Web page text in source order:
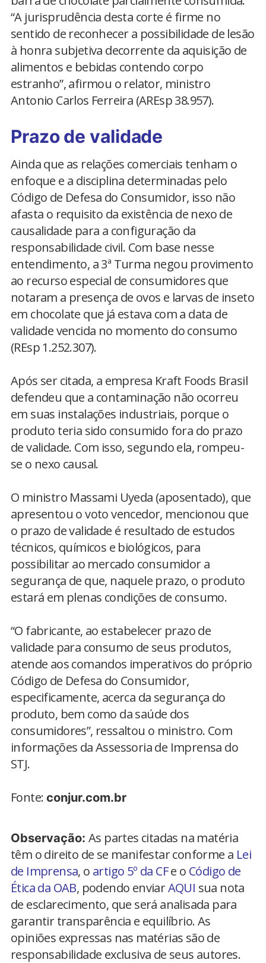
“A jurisprudência desta corte é firme no
sentido de reconhecer a possibilidade de lesão
à honra subjetiva decorrente da aquisição de
alimentos e bebidas contendo corpo
estranho”, afirmou o relator, ministro
Antonio Carlos Ferreira (AREsp 38.957).
Prazo de validade
Ainda que as relações comerciais tenham o
enfoque e a disciplina determinadas pelo
Código de Defesa do Consumidor, isso não
afasta o requisito da existência de nexo de
causalidade para a configuração da
responsabilidade civil. Com base nesse
entendimento, a 3ª Turma negou provimento
ao recurso especial de consumidores que
notaram a presença de ovos e larvas de inseto
em chocolate que já estava com a data de
validade vencida no momento do consumo
(REsp 1.252.307).
Após ser citada, a empresa Kraft Foods Brasil
defendeu que a contaminação não ocorreu
em suas instalações industriais, porque o
produto teria sido consumido fora do prazo
de validade. Com isso, segundo ela, rompeu-
se o nexo causal.
O ministro Massami Uyeda (aposentado), que
apresentou o voto vencedor, mencionou que
o prazo de validade é resultado de estudos
técnicos, químicos e biológicos, para
possibilitar ao mercado consumidor a
segurança de que, naquele prazo, o produto
estará em plenas condições de consumo.
“O fabricante, ao estabelecer prazo de
validade para consumo de seus produtos,
atende aos comandos imperativos do próprio
Código de Defesa do Consumidor,
especificamente, acerca da segurança do
produto, bem como da saúde dos
consumidores”, ressaltou o ministro. Com
informações da Assessoria de Imprensa do
STJ.
Fonte: conjur.com.br
Observação: As partes citadas na matéria
têm o direito de se manifestar conforme a Lei
de Imprensa, o artigo 5º da CFe o Código de
Ética da OAB, podendo enviarAQUI sua nota
de esclarecimento, que será analisada para
garantir transparência e equilíbrio. As
opiniões expressas nas matérias são de
responsabilidade exclusiva de seus autores.